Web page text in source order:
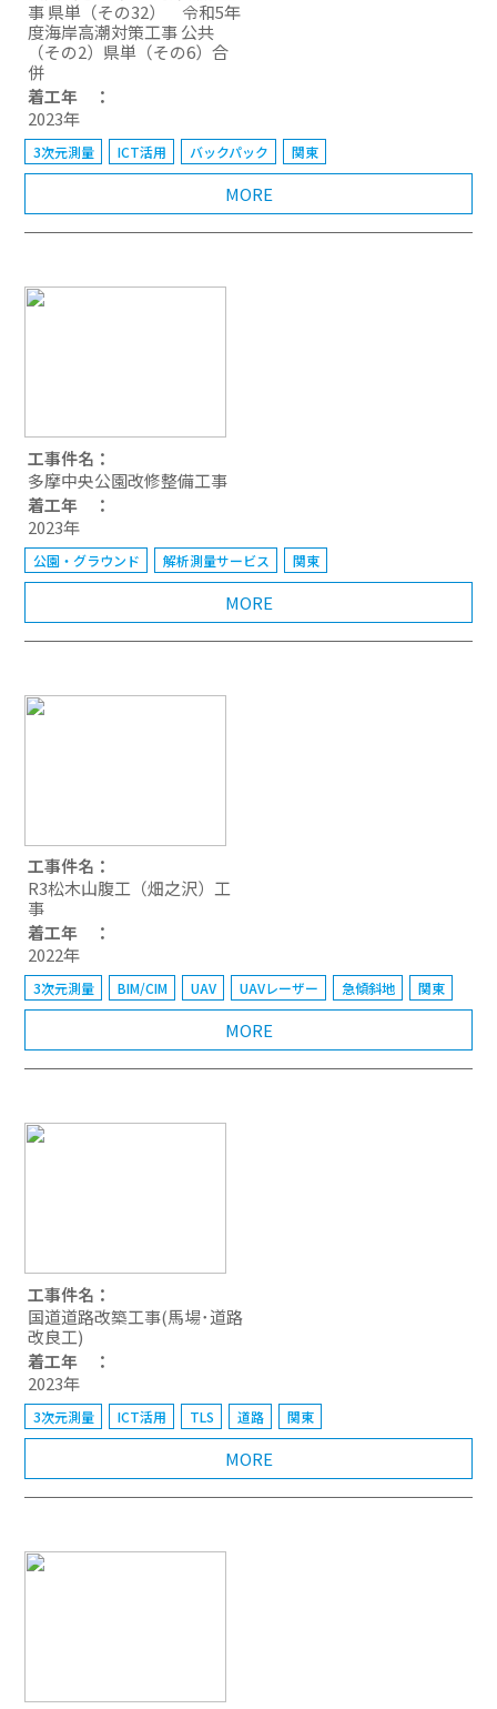
事 県単（その32） 令和5年
度海岸高潮対策工事 公共
（その2）県単（その6）合
併
着工年 ：
2023年
3次元測量 ICT活用 バックパック 関東
MORE
工事件名：
多摩中央公園改修整備工事
着工年 ：
2023年
公園・グラウンド 解析測量サービス 関東
MORE
工事件名：
R3松木山腹工（畑之沢）工
事
着工年 ：
2022年
3次元測量 BIM/CIM UAV UAVレーザー 急傾斜地 関東
MORE
工事件名：
国道道路改築工事(馬場･道路
改良工)
着工年 ：
2023年
3次元測量 ICT活用 TLS 道路 関東
MORE